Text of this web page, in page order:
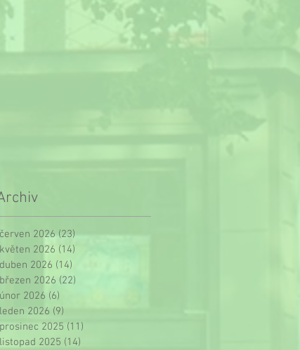
červen 2026 (23) 23 příspěvků
květen 2026 (14)
duben 2026 (14)
březen 2026 (22)
únor 2026 (6)
leden 2026 (9)
prosinec 2025 (11)
listopad 2025 (14)